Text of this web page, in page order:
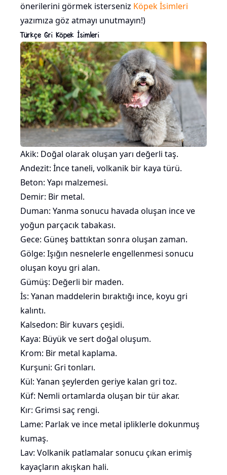
önerilerini görmek isterseniz Köpek İsimleri
yazımıza göz atmayı unutmayın!)
Türkçe Gri Köpek İsimleri
Akik: Doğal olarak oluşan yarı değerli taş.
Andezit: İnce taneli, volkanik bir kaya türü.
Beton: Yapı malzemesi.
Demir: Bir metal.
Duman: Yanma sonucu havada oluşan ince ve
yoğun parçacık tabakası.
Gece: Güneş battıktan sonra oluşan zaman.
Gölge: Işığın nesnelerle engellenmesi sonucu
oluşan koyu gri alan.
Gümüş: Değerli bir maden.
İs: Yanan maddelerin bıraktığı ince, koyu gri
kalıntı.
Kalsedon: Bir kuvars çeşidi.
Kaya: Büyük ve sert doğal oluşum.
Krom: Bir metal kaplama.
Kurşuni: Gri tonları.
Kül: Yanan şeylerden geriye kalan gri toz.
Küf: Nemli ortamlarda oluşan bir tür akar.
Kır: Grimsi saç rengi.
Lame: Parlak ve ince metal ipliklerle dokunmuş
kumaş.
Lav: Volkanik patlamalar sonucu çıkan erimiş
kayaçların akışkan hali.